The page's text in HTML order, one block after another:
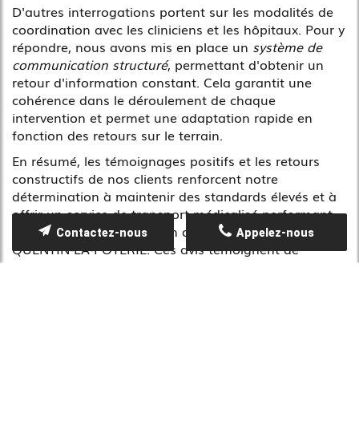
D'autres interrogations portent sur les modalités de
coordination avec les cliniciens et les hôpitaux. Pour y
répondre, nous avons mis en place un système de
communication structuré, permettant d'obtenir un
retour d'information constant. Cela garantit une
cohérence dans le déroulement de chaque
intervention et permet une adaptation rapide en
fonction des retours sur le terrain.
En résumé, les témoignages positifs et les retours
constructifs de nos clients renforcent notre
détermination à maintenir des standards élevés et à
offrir un service de transport médicalisé performant,
notamment dans la région d'Alès et celle de SAINT-
QUENTIN-LA-POTERIE. Ces avis témoignent de
Appelez-nous
Contactez-nous